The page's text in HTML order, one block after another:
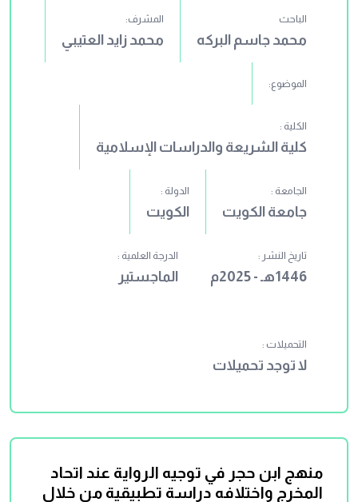
الباحث
محمد جاسم البركه
المشرف:
محمد زايد العتيبي
الموضوع:
الكلية :
كلية الشريعة والدراسات الإسلامية
الجامعة :
جامعة الكويت
الدولة :
الكويت
تاريخ النشر :
1446هـ - 2025م
الدرجة العلمية :
الماجستير
التحميلات :
لا توجد تحميلات
منهج ابن حجر في توجيه الرواية عند اتحاد
المخرج واختلافه دراسة تطبيقية من خلال